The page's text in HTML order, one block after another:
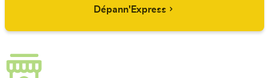
Dépann'Express